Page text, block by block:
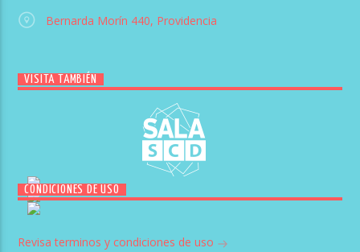
Bernarda Morín 440, Providencia
VISITA TAMBIÉN
CONDICIONES DE USO
Revisa terminos y condiciones de uso